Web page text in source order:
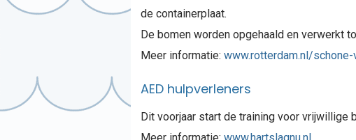
de containerplaat.
De bomen worden opgehaald en verwerkt
Meer informatie: www.rotterdam.nl/
AED hulpverleners
Dit voorjaar start de training voor vrijwillige
Meer informatie: www.hartslagnu.nl